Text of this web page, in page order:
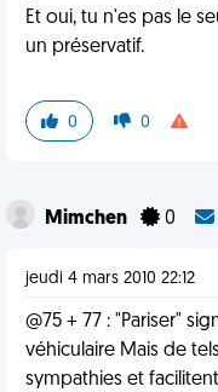
Et oui, tu n'es pas le
un préservatif.
0 0
Mimchen 0
jeudi 4 mars 2010 22:12
@75 + 77 : "Pariser"
véhiculaire Mais de
sympathies et